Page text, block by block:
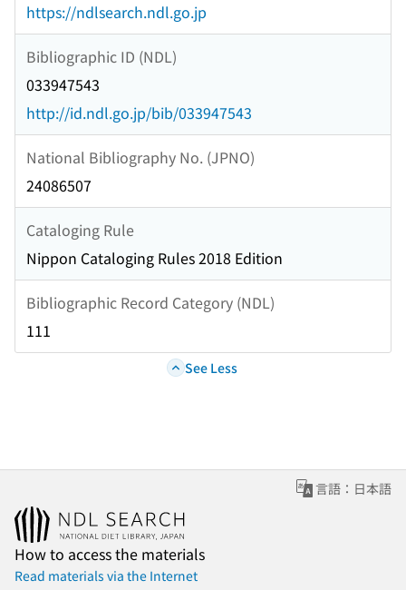
https://ndlsearch.ndl.go.jp
Bibliographic ID (NDL)
033947543
http://id.ndl.go.jp/bib/033947543
National Bibliography No. (JPNO)
24086507
Cataloging Rule
Nippon Cataloging Rules 2018 Edition
Bibliographic Record Category (NDL)
111
See Less
言語：日本語
How to access the materials
Read materials via the Internet